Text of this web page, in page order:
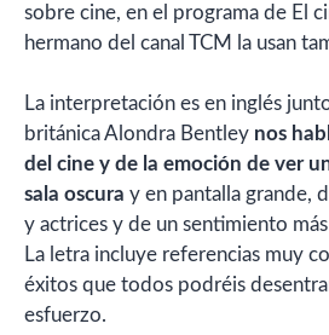
sobre cine, en el programa de El
hermano del canal TCM la usan
La interpretación es en inglés
británica Alondra Bentley nos
del cine y de la emoción de ver
sala oscura y en pantalla grande,
y actrices y de un sentimiento
La letra incluye referencias muy
éxitos que todos podréis
esfuerzo.